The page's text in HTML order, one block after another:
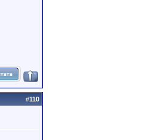
#110